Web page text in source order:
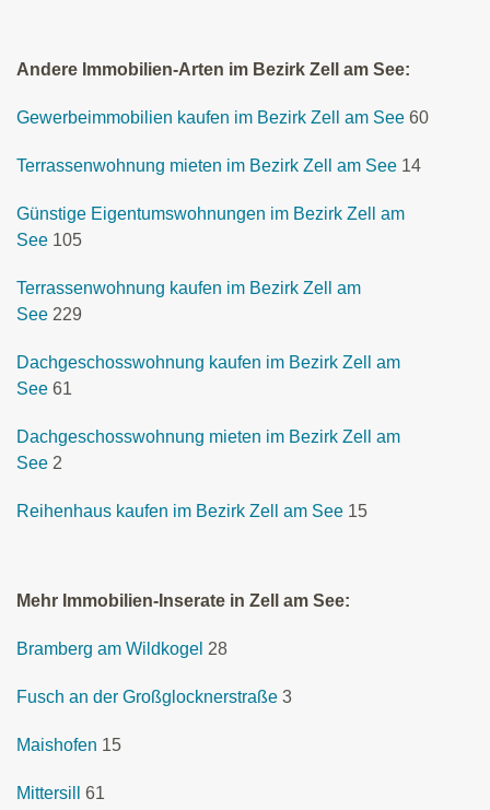
Andere Immobilien-Arten im Bezirk Zell am See:
Gewerbeimmobilien kaufen im Bezirk Zell am See 60
Terrassenwohnung mieten im Bezirk Zell am See 14
Günstige Eigentumswohnungen im Bezirk Zell am
See 105
Terrassenwohnung kaufen im Bezirk Zell am
See 229
Dachgeschosswohnung kaufen im Bezirk Zell am
See 61
Dachgeschosswohnung mieten im Bezirk Zell am
See 2
Reihenhaus kaufen im Bezirk Zell am See 15
Mehr Immobilien-Inserate in Zell am See:
Bramberg am Wildkogel 28
Fusch an der Großglocknerstraße 3
Maishofen 15
Mittersill 61